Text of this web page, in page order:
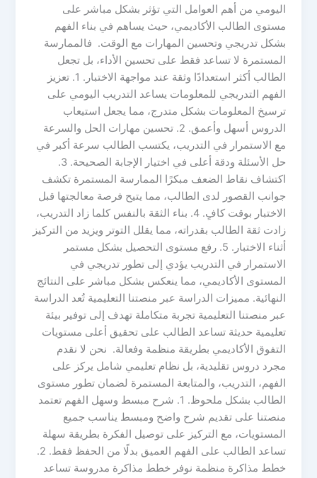
اليومي من أهم العوامل التي تؤثر بشكل مباشر على
مستوى الطالب الأكاديمي، حيث يساهم في بناء الفهم
بشكل تدريجي وتحسين المهارات مع الوقت. فالممارسة
المستمرة لا تساعد فقط على تحسين الأداء، بل تجعل
الطالب أكثر استعدادًا وثقة عند مواجهة الاختبار. 1. تعزيز
الفهم التدريجي للمعلومات يساعد التدريب اليومي على
ترسيخ المعلومات بشكل متدرج، مما يجعل استيعاب
الدروس أسهل وأعمق. 2. تحسين مهارات الحل والسرعة
مع الاستمرار في التدريب، يكتسب الطالب سرعة أكبر في
حل الأسئلة ودقة أعلى في اختيار الإجابة الصحيحة. 3.
اكتشاف نقاط الضعف مبكرًا الممارسة المستمرة تكشف
جوانب القصور لدى الطالب، مما يتيح فرصة معالجتها قبل
الاختبار بوقت كافٍ. 4. بناء الثقة بالنفس كلما زاد التدريب،
زادت ثقة الطالب بقدراته، مما يقلل التوتر ويزيد من التركيز
أثناء الاختبار. 5. رفع مستوى التحصيل بشكل مستمر
الاستمرار في التدريب يؤدي إلى تطور تدريجي في
المستوى الأكاديمي، مما ينعكس بشكل مباشر على النتائج
النهائية. مميزات الدراسة عبر منصتنا التعليمية تُعد الدراسة
عبر منصتنا التعليمية تجربة متكاملة تهدف إلى توفير بيئة
تعليمية حديثة تساعد الطالب على تحقيق أعلى مستويات
التفوق الأكاديمي بطريقة منظمة وفعالة. نحن لا نقدم
مجرد دروس تقليدية، بل نظام تعليمي شامل يركز على
الفهم، التدريب، والمتابعة المستمرة لضمان تطور مستوى
الطالب بشكل ملحوظ. 1. شرح مبسط وسهل الفهم تعتمد
منصتنا على تقديم شرح واضح ومبسط يناسب جميع
المستويات، مع التركيز على توصيل الفكرة بطريقة سهلة
تساعد الطالب على الفهم العميق بدلًا من الحفظ فقط. 2.
خطط مذاكرة منظمة نوفر خطط مذاكرة مدروسة تساعد